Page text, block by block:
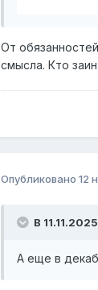
От
смысла. Кто
Опубликовано 12
В
А еще в